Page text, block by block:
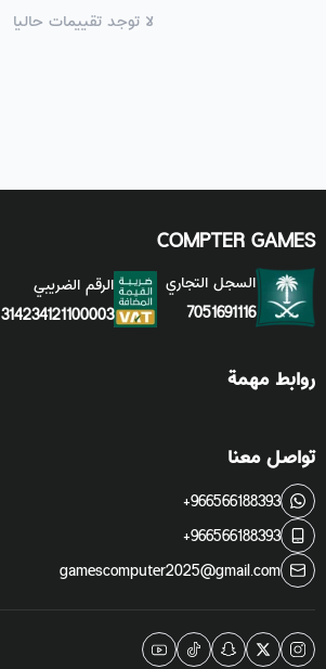
لا توجد تقييمات حاليا
COMPTER GAMES
السجل التجاري
7051691116
الرقم الضريبي
314234121100003
روابط مهمة
تواصل معنا
+966566188393
+966566188393
gamescomputer2025@gmail.com